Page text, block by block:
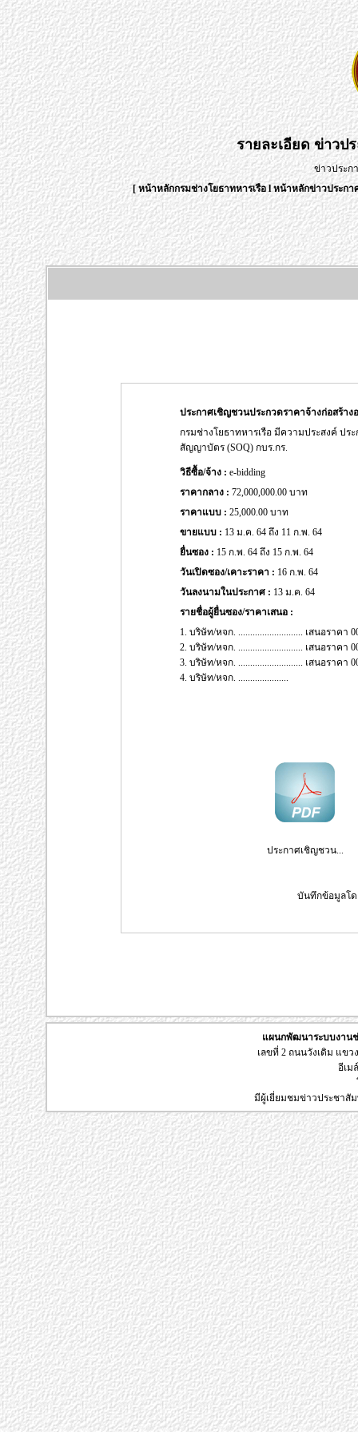
รายละเอียดข่าวป
ข่าวประก
[หน้าหลักกรมช่างโยธาทหารเรือlหน้าหลักข่าวประกา
ประกาศเชิญชวนประกวดราคาจ้างก่อสร้า
กรมช่างโยธาทหารเรือ มีความประสงค์ ป
สัญญาบัตร (SOQ) กบร.กร.
วิธีซื้อ/จ้าง : e-bidding
ราคากลาง : 72,000,000.00 บาท
ราคาแบบ : 25,000.00 บาท
ขายแบบ : 13 ม.ค. 64 ถึง 11 ก.พ. 64
ยื่นซอง : 15 ก.พ. 64 ถึง 15 ก.พ. 64
วันเปิดซอง/เคาะราคา : 16 ก.พ. 64
วันลงนามในประกาศ : 13 ม.ค. 64
รายชื่อผู้ยื่นซอง/ราคาเสนอ :
1. บริษัท/หจก. ........................... เสนอราคา
2. บริษัท/หจก. ........................... เสนอราคา
3. บริษัท/หจก. ........................... เสนอราคา
4. บริษัท/หจก. .....................
ประกาศเชิญชวน...
บันทึกข้อมูลโด
แผนกพัฒนาระบบงานช่
เลขที่ 2 ถนนวังเดิม แขว
อีเม
มีผู้เยี่ยมชมข่าวประชา